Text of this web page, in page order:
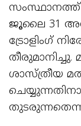
ജൂലൈ 31
ട്രോളിംഗ്
ശാസ്ത്രീയ